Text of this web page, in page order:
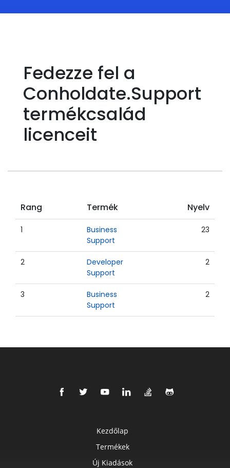
Fedezze fel a
Conholdate.Support
termékcsalád
licenceit
Rang Termék Nyelv
1
Business
Support
23
2
Developer
Support
2
3
Business
Support
2
Kezdőlap
Termékek
Új Kiadások